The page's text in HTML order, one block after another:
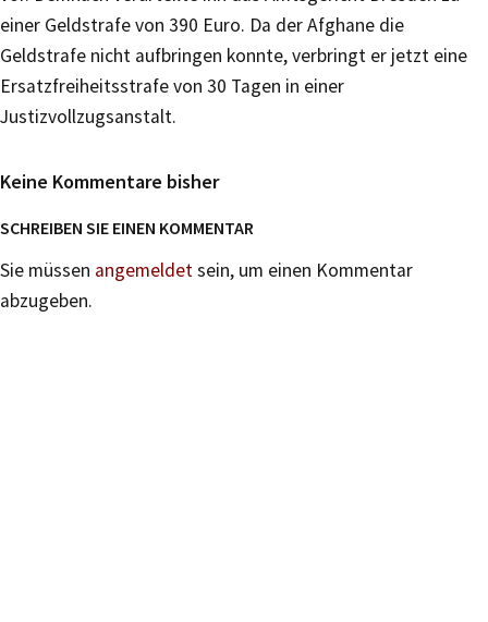
einer Geldstrafe von 390 Euro. Da der Afghane die
Geldstrafe nicht aufbringen konnte, verbringt er jetzt eine
Ersatzfreiheitsstrafe von 30 Tagen in einer
Justizvollzugsanstalt.
Keine Kommentare bisher
SCHREIBEN SIE EINEN KOMMENTAR
Sie müssen angemeldetsein, um einen Kommentar
abzugeben.